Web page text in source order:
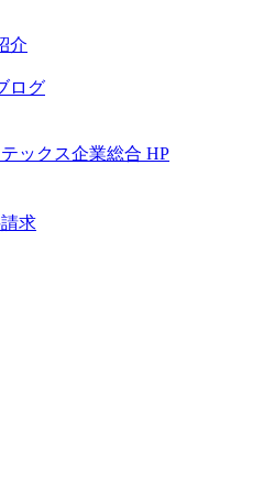
介
ログ
ックス企業総合 HP
求